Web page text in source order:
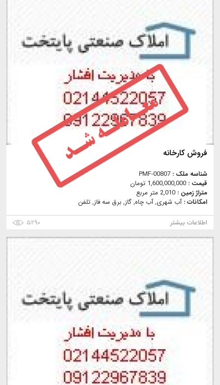
فروش كارخانه
شناسه ملک : PMF-00807
قیمت : 1,600,000,000 تومان
متراژ زمین : 2,010 متر مربع
امکانات :آب شهری, آب چاه, گاز, برق سه فاز, تلفن
اطلاعات بیشتر
۵۲۹۰